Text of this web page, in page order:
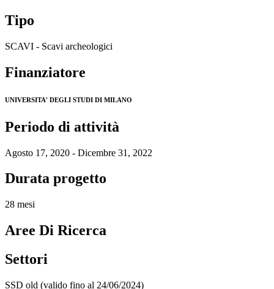
Tipo
SCAVI - Scavi archeologici
Finanziatore
UNIVERSITA' DEGLI STUDI DI MILANO
Periodo di attività
Agosto 17, 2020 - Dicembre 31, 2022
Durata progetto
28 mesi
Aree Di Ricerca
Settori
SSD old (valido fino al 24/06/2024)